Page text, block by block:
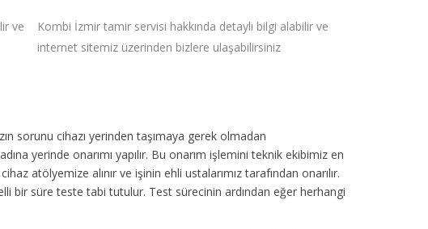
ve
Kombi İzmir tamir servisi hakkında detaylı bilgi alabilir ve
internet sitemiz üzerinden bizlere ulaşabilirsiniz
sorunu cihazı yerinden taşımaya gerek olmadan
yerinde onarımı yapılır. Bu onarım işlemini teknik ekibimiz en
atölyemize alınır ve işinin ehli ustalarımız tarafından onarılır.
bir süre teste tabi tutulur. Test sürecinin ardından eğer herhangi